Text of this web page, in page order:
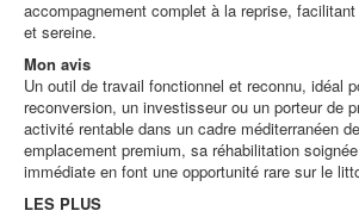
accompagnement complet à la reprise,
et sereine.
Mon avis
Un outil de travail fonctionnel et reconnu, idéal
reconversion, un investisseur ou un porteur de
activité rentable dans un cadre méditerranéen
emplacement premium, sa réhabilitation
immédiate en font une opportunité rare sur le
LES PLUS